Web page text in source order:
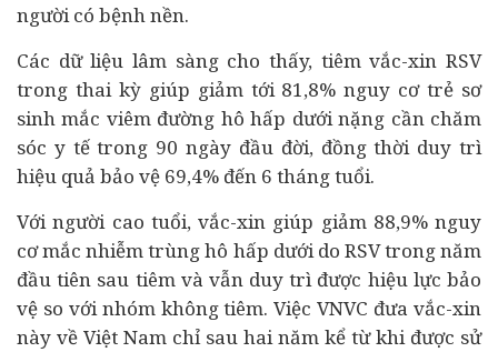
người có bệnh nền.
Các dữ liệu lâm sàng cho thấy, tiêm vắc-xin RSV
trong thai kỳ giúp giảm tới 81,8% nguy cơ trẻ sơ
sinh mắc viêm đường hô hấp dưới nặng cần chăm
sóc y tếtrong 90 ngày đầu đời, đồng thời duy trì
hiệu quả bảo vệ 69,4% đến 6 tháng tuổi.
Với người cao tuổi, vắc-xin giúp giảm 88,9% nguy
cơ mắc nhiễm trùng hô hấp dưới do RSV trong năm
đầu tiên sau tiêm và vẫn duy trì được hiệu lực bảo
vệ so với nhóm không tiêm. Việc VNVC đưa vắc-xin
này về Việt Nam chỉ sau hai năm kể từ khi được sử